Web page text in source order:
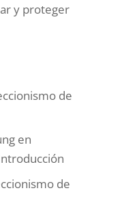
y proteger
de
en
de